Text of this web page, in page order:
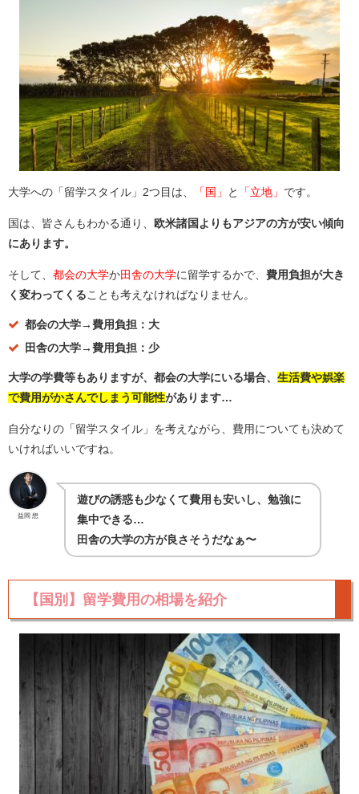
大学への「留学スタイル」2つ目は、 「国」 と 「立地」 です。
国は、皆さんもわかる通り、
欧米諸国よりもアジアの方が安い傾向
にあります。
そして、 都会の大学か田舎の大学に留学するかで、 費用負担が大き
く変わってくる ことも考えなければなりません。
都会の大学→費用負担：大
田舎の大学→費用負担：少
大学の学費等もありますが、都会の大学にいる場合、 生活費や娯楽
で費用がかさんでしまう可能性があります…
自分なりの「留学スタイル」を考えながら、費用についても決めて
いければいいですね。
益岡 想
遊びの誘惑も少なくて費用も安いし、勉強に
集中できる…
田舎の大学の方が良さそうだなぁ〜
【国別】留学費用の相場を紹介